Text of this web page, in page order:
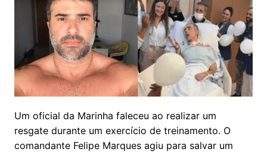
Um oficial da Marinha faleceu ao realizar um
resgate durante um exercício de treinamento. O
comandante Felipe Marques agiu para salvar um